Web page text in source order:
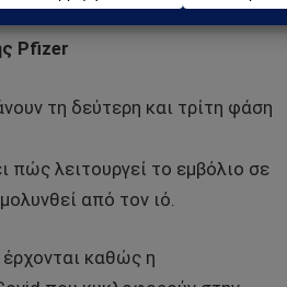
Pfizer
τη δεύτερη και τρίτη φάση
πώς λειτουργεί το εμβόλιο σε
από τον ιό.
έρχονται καθώς η